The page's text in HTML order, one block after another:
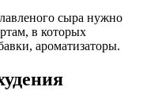
сыра нужно
в которых
ароматизаторы.